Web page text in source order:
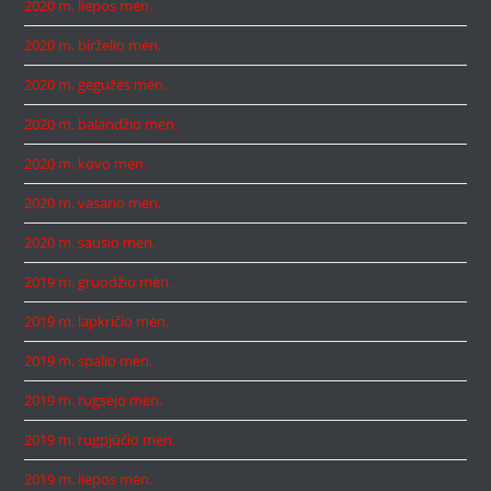
2020 m. liepos mėn.
2020 m. birželio mėn.
2020 m. gegužės mėn.
2020 m. balandžio mėn.
2020 m. kovo mėn.
2020 m. vasario mėn.
2020 m. sausio mėn.
2019 m. gruodžio mėn.
2019 m. lapkričio mėn.
2019 m. spalio mėn.
2019 m. rugsėjo mėn.
2019 m. rugpjūčio mėn.
2019 m. liepos mėn.